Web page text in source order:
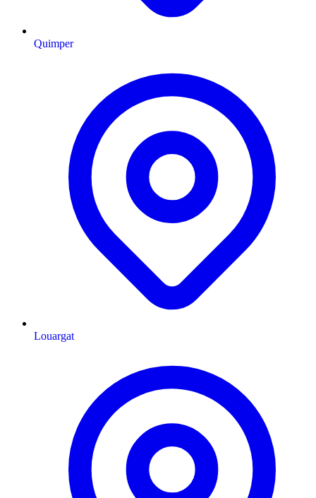
Quimper
Louargat